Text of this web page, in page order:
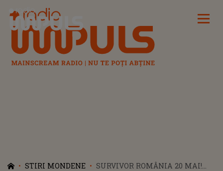
Radio Impuls
STIRI MONDENE
SURVIVOR ROMÂNIA 20 MAI!